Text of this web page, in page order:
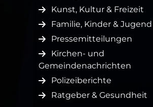
Kunst, Kultur & Freizeit
Familie, Kinder & Jugend
Pressemitteilungen
Kirchen- und
Gemeindenachrichten
Polizeiberichte
Ratgeber & Gesundheit